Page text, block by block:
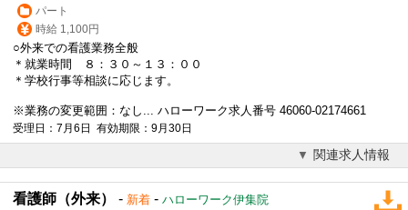
パート
時給 1,100円
○外来での看護業務全般
＊就業時間 ８：３０～１３：００
＊学校行事等相談に応じます。
※業務の変更範囲：なし... ハローワーク求人番号 46060-02174661
受理日：7月6日 有効期限：9月30日
関連求人情報
看護師（外来） - 新着 - ハローワーク伊集院